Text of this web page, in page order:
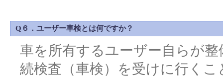
Q６．ユーザー車検とは何ですか？
車を所有するユーザー自らが
続検査（車検）を受けに行く